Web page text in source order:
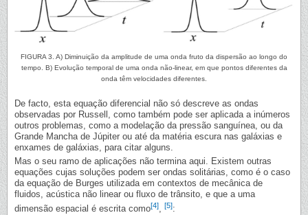
FIGURA 3. A) Diminuição da amplitude de uma onda fruto da dispersão ao longo do
tempo. B) Evolução temporal de uma onda não-linear, em que pontos diferentes da
onda têm velocidades diferentes.
De facto, esta equação diferencial não só descreve as ondas
observadas por Russell, como também pode ser aplicada a inúmeros
outros problemas, como a modelação da pressão sanguínea, ou da
Grande Mancha de Júpiter ou até da matéria escura nas galáxias e
enxames de galáxias, para citar alguns.
Mas o seu ramo de aplicações não termina aqui. Existem outras
equações cujas soluções podem ser ondas solitárias, como é o caso
da equação de Burges utilizada em contextos de mecânica de
fluidos, acústica não linear ou fluxo de trânsito, e que a uma
dimensão espacial é escrita como[4], [5]: